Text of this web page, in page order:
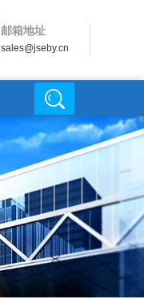
邮箱地址
sales@jseby.cn